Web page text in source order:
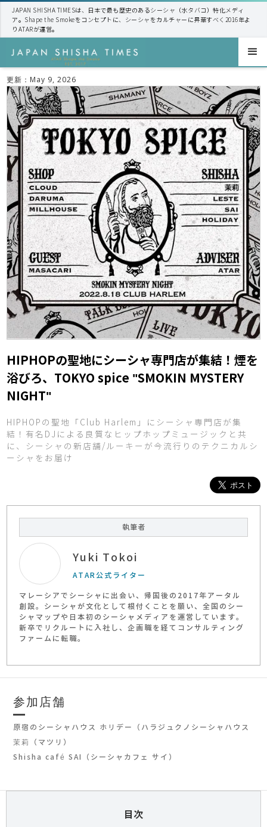
JAPAN SHISHA TIMESは、日本で最も歴史のあるシーシャ（水タバコ）特化メディ
ア。Shape the Smokeをコンセプトに、シーシャをカルチャーに昇華すべく2016年よ
りATARが運営。
更新： May 9, 2026
HIPHOPの聖地にシーシャ専門店が集結！煙を
浴びろ、TOKYO spice "SMOKIN MYSTERY
NIGHT"
HIPHOPの聖地「Club Harlem」にシーシャ専門店が集
結！有名DJによる良質なヒップホップミュージックと共
に、シーシャの新店舗/ルーキーが今流行りのテクニカルシ
ーシャをお届け
執筆者
Yuki Tokoi
ATAR公式ライター
マレーシアでシーシャに出会い、帰国後の2017年アータル
創設。シーシャが文化として根付くことを願い、全国のシー
シャマップや日本初のシーシャメディアを運営しています。
新卒でリクルートに入社し、企画職を経てコンサルティング
ファームに転職。
参加店舗
原宿のシーシャハウス ホリデー（ハラジュクノシーシャハウス
ホリデー）
茉莉（マツリ）
Shisha café SAI（シーシャカフェ サイ）
目次